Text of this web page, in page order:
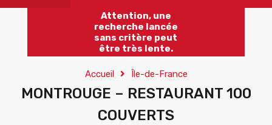
Attention, une
recherche lancée
sans critère peut
être très lente.
Accueil Île-de-France
MONTROUGE – RESTAURANT 100
COUVERTS